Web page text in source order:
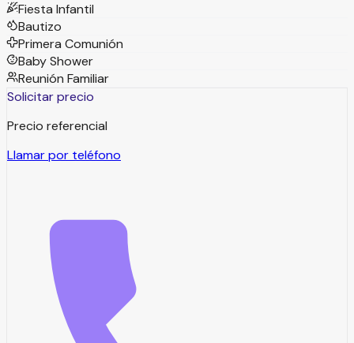
Fiesta Infantil
Bautizo
Primera Comunión
Baby Shower
Reunión Familiar
Solicitar precio
Precio referencial
Llamar por teléfono